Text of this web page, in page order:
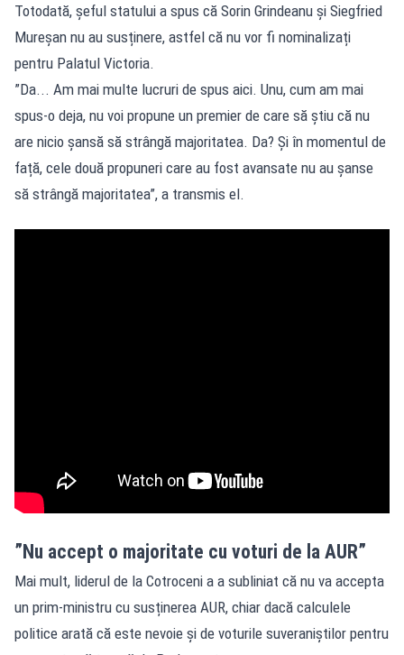
Totodată, șeful statului a spus că Sorin Grindeanu și Siegfried
Mureșan nu au susținere, astfel că nu vor fi nominalizați
pentru Palatul Victoria.
”Da... Am mai multe lucruri de spus aici. Unu, cum am mai
spus-o deja, nu voi propune un premier de care să știu că nu
are nicio șansă să strângă majoritatea. Da? Și în momentul de
față, cele două propuneri care au fost avansate nu au șanse
să strângă majoritatea”, a transmis el.
”Nu accept o majoritate cu voturi de la AUR”
Mai mult, liderul de la Cotroceni a a subliniat că nu va accepta
un prim-ministru cu susținerea AUR, chiar dacă calculele
politice arată că este nevoie și de voturile suveraniștilor pentru